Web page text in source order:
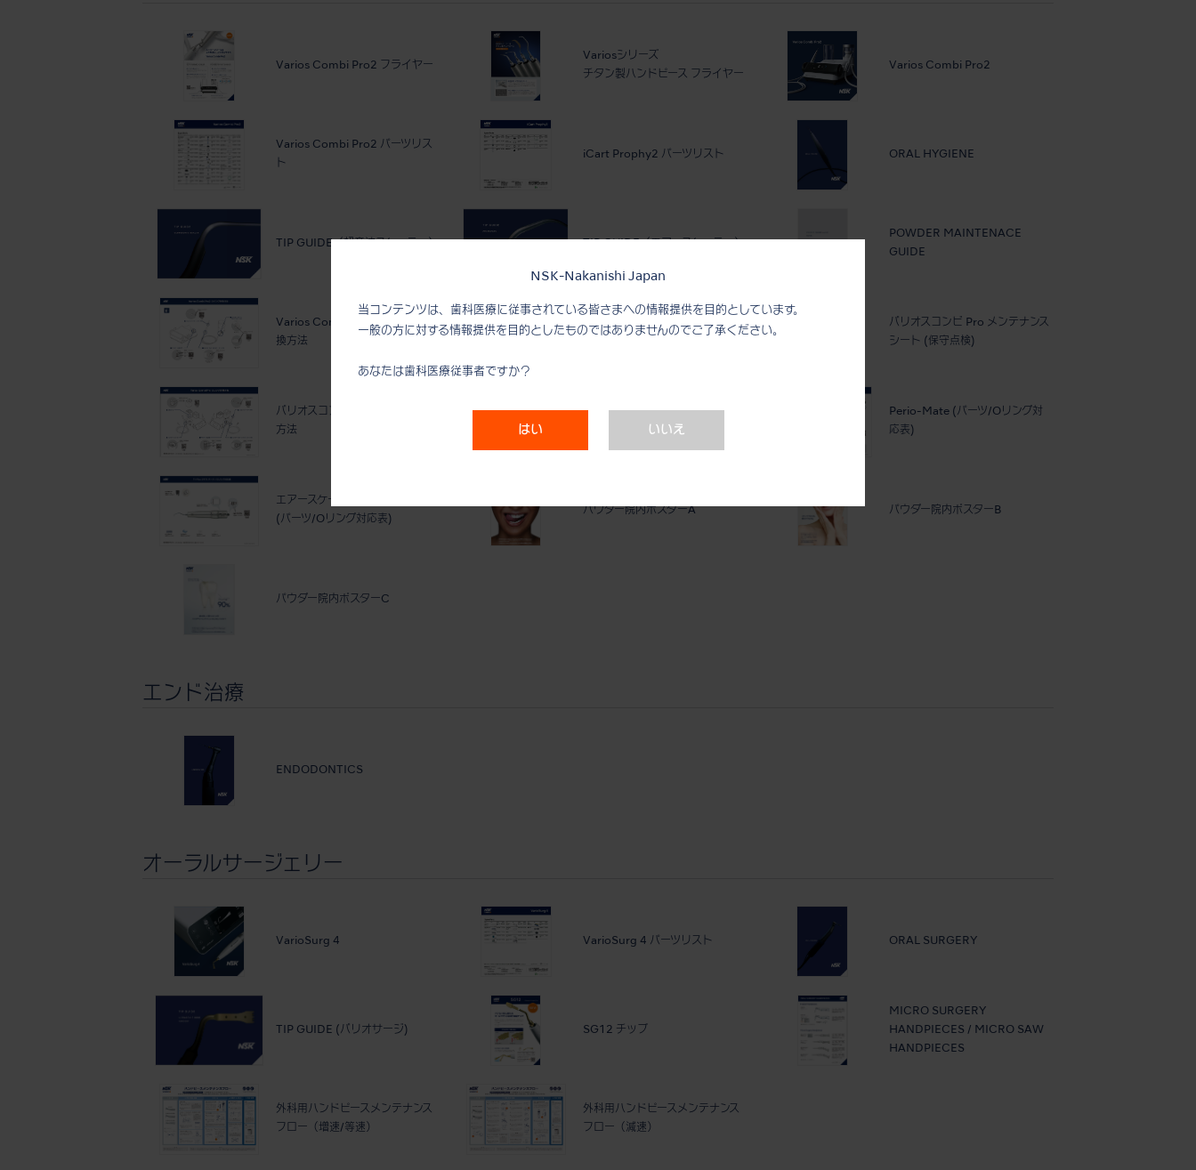
NSK-Nakanishi Japan
当コンテンツは、歯科医療に従事されている皆さまへの情報提供を目的としています。
一般の方に対する情報提供を目的としたものではありませんのでご了承ください。
あなたは歯科医療従事者ですか？
はい いいえ
Varios Combi Pro2 フライヤー
Variosシリーズ
チタン製ハンドピース フライヤー
Varios Combi Pro2
Varios Combi Pro2 パーツリス
ト
iCart Prophy2 パーツリスト ORAL HYGIENE
TIP GUIDE（超音波スケーラー）
POWDER MAINTENACE
GUIDE
Varios Combi Pro2 Oリング交
換方法
バリオスコンビ Pro メンテナンス
バリオスコンビ Pro メンテナンス
シート (保守点検)
バリオスコンビ Pro Oリング交換
方法
Prophy-Mate neo (パーツ/Oリ
Perio-Mate (パーツ/Oリング対
応表)
エアースケーラー Ti-Max S970
(パーツ/Oリング対応表)
パウダー院内ポスターA パウダー院内ポスターB
パウダー院内ポスターC
エンド治療
ENDODONTICS
オーラルサージェリー
VarioSurg 4 VarioSurg 4 パーツリスト ORAL SURGERY
TIP GUIDE (バリオサージ) SG12 チップ
MICRO SURGERY
HANDPIECES / MICRO SAW
HANDPIECES
外科用ハンドピースメンテナンス
フロー（増速/等速）
外科用ハンドピースメンテナンス
フロー（減速）